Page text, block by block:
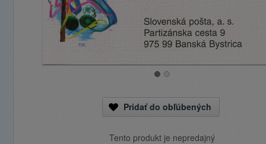
Pridať do obľúbených
Tento produkt je nepredajný